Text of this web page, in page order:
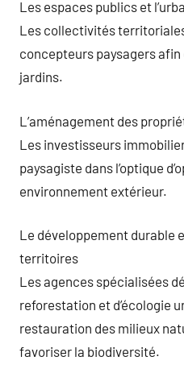
Les espaces publics et
Les collectivités
concepteurs paysagers
jardins.
L’aménagement des
Les investisseurs
paysagiste dans l’optique
environnement extérieur.
Le développement durable
territoires
Les agences spécialisées
reforestation et d’écologie
restauration des milieux
favoriser la biodiversité.